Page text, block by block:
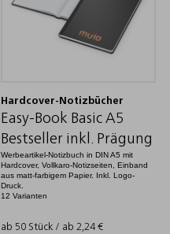
Hardcover-Notizbücher
Easy-Book Basic A5
Bestseller inkl. Prägung
Werbeartikel-Notizbuch in DIN A5 mit
Hardcover, Vollkaro-Notizseiten, Einband
aus matt-farbigem Papier. Inkl. Logo-
Druck.
12 Varianten
ab 50 Stück / ab 2,24 €